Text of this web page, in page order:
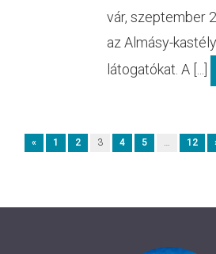
vár, szeptember
az Almásy-
látogatókat. A [...]
« 1 2 3 4 5 … 12